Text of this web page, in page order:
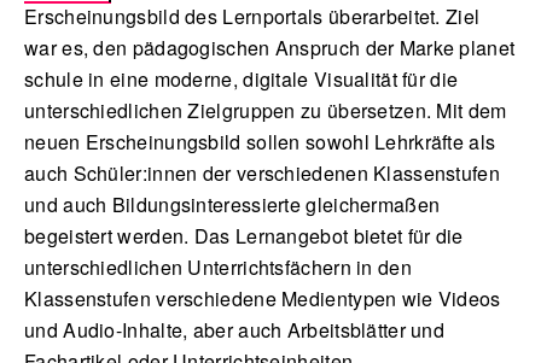
Erscheinungsbild des Lernportals überarbeitet. Ziel
war es, den pädagogischen Anspruch der Marke planet
schule in eine moderne, digitale Visualität für die
unterschiedlichen Zielgruppen zu übersetzen. Mit dem
neuen Erscheinungsbild sollen sowohl Lehrkräfte als
auch Schüler:innen der verschiedenen Klassenstufen
und auch Bildungsinteressierte gleichermaßen
begeistert werden. Das Lernangebot bietet für die
unterschiedlichen Unterrichtsfächern in den
Klassenstufen verschiedene Medientypen wie Videos
und Audio-Inhalte, aber auch Arbeitsblätter und